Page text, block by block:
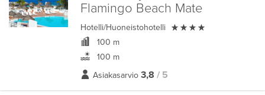
Flamingo Beach Mate
Hotelli/Huoneistohotelli 
100 m
100 m
Asiakasarvio 3,8 / 5